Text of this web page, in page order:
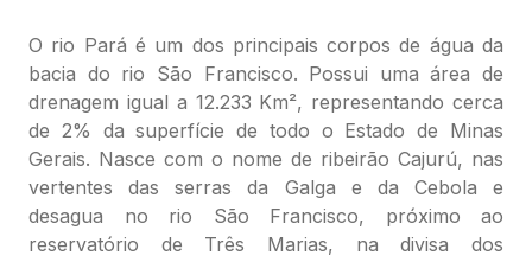
O rio Pará é um dos principais corpos de água da
bacia do rio São Francisco. Possui uma área de
drenagem igual a 12.233 Km², representando cerca
de 2% da superfície de todo o Estado de Minas
Gerais. Nasce com o nome de ribeirão Cajurú, nas
vertentes das serras da Galga e da Cebola e
desagua no rio São Francisco, próximo ao
reservatório de Três Marias, na divisa dos